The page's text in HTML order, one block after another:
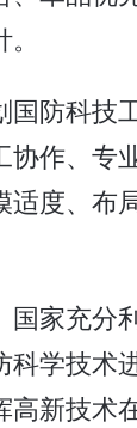
国防科技
协作、专
适度、布
家充分
科学技术
高新技术